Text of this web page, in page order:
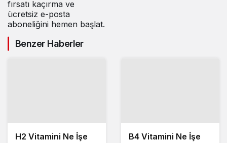
fırsatı kaçırma ve
ücretsiz e-posta
aboneliğini hemen başlat.
Benzer Haberler
H2 Vitamini Ne İşe
B4 Vitamini Ne İşe